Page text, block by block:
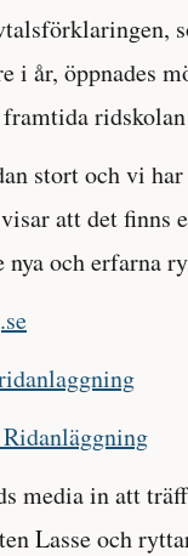
i år, öppnades
ridskolan
stort och vi
att det finns
nya och erfarna
media in att
Lasse och